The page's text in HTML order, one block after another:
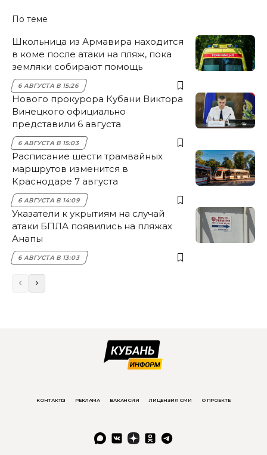
По теме
Школьница из Армавира находится
в коме после атаки на пляж, пока
земляки собирают помощь
6 АВГУСТА В 15:26
Нового прокурора Кубани Виктора
Винецкого официально
представили 6 августа
6 АВГУСТА В 15:03
Расписание шести трамвайных
маршрутов изменится в
Краснодаре 7 августа
6 АВГУСТА В 14:09
Указатели к укрытиям на случай
атаки БПЛА появились на пляжах
Анапы
6 АВГУСТА В 13:03
КОНТАКТЫ РЕКЛАМА ВАКАНСИИ ЛИЦЕНЗИЯ СМИ О ПРОЕКТЕ